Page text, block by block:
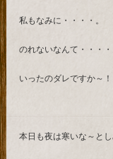
私もなみに・・・・。
のれないなんて・・・・
いったのダレですか～！
本日も夜は寒いな～と